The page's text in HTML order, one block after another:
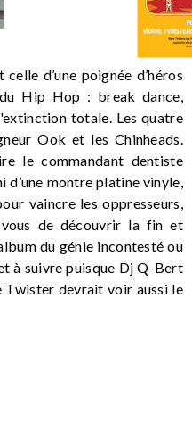
d’une poignée d’héros
Hip Hop : break dance,
totale. Les quatre
Ook et les Chinheads.
le commandant dentiste
d’une montre platine vinyle,
vaincre les oppresseurs,
de découvrir la fin et
du génie incontesté ou
à suivre puisque Dj Q-Bert
Twister devrait voir aussi le